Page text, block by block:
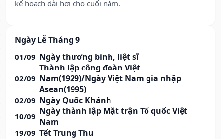
kế hoạch dài hơi cho cuối năm.
Ngày Lễ Tháng 9
01/09 Ngày thương binh, liệt sĩ
02/09
Thành lập công đoàn Việt
Nam(1929)/Ngày Việt Nam gia nhập
Asean(1995)
02/09 Ngày Quốc Khánh
10/09 Ngày thành lập Mặt trận Tổ quốc Việt
Nam
19/09 Tết Trung Thu